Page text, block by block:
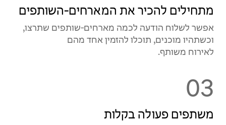
מתחילים להכיר את המארחים‑השותפים
אפשר לשלוח הודעה לכמה מארחים‑שותפים שתרצו,
וכשתהיו מוכנים, תוכלו להזמין אחד מהם
לאירוח משותף.
03
משתפים פעולה בקלות